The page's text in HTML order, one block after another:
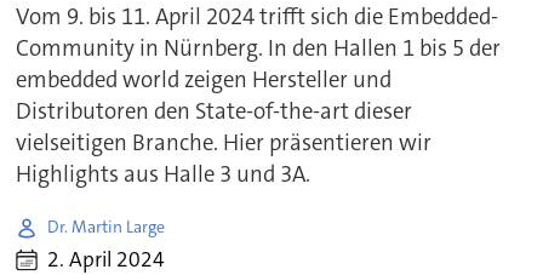
Vom 9. bis 11. April 2024 trifft sich die Embedded-
Community in Nürnberg. In den Hallen 1 bis 5 der
embedded world zeigen Hersteller und
Distributoren den State-of-the-art dieser
vielseitigen Branche. Hier präsentieren wir
Highlights aus Halle 3 und 3A.
Dr. Martin Large
2. April 2024